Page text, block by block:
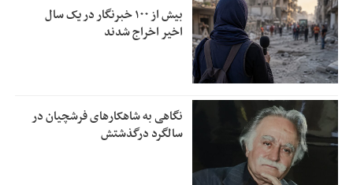
بیش از ۱۰۰ خبرنگار در یک سال
اخیر اخراج شدند
نگاهی به شاهکارهای فرشچیان در
سالگرد درگذشتش